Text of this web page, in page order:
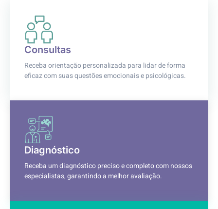
Consultas
Receba orientação personalizada para lidar de forma
eficaz com suas questões emocionais e psicológicas.
Diagnóstico
Receba um diagnóstico preciso e completo com nossos
especialistas, garantindo a melhor avaliação.